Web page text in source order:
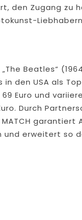
den Zugang zu
Beatles“
den USA als
Euro und
Durch
MATCH
und erweitert so